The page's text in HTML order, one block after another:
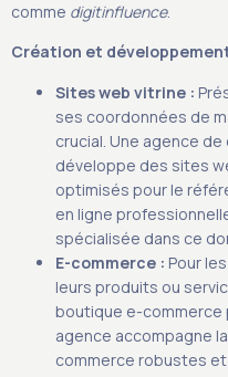
comme digitinfluence.
Création et
Sites web vitrine :
ses coordonnées de
crucial. Une agence
développe des sites
optimisés pour le
en ligne
spécialisée dans ce
E-commerce : Pour
leurs produits ou
boutique e-commerce
agence accompagne
commerce robustes